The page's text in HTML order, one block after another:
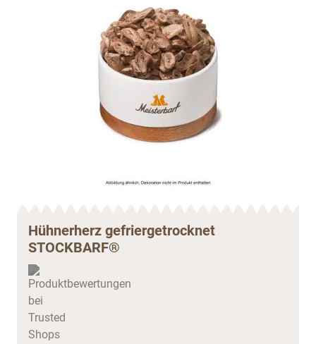
Hühnerherz gefriergetrocknet
STOCKBARF®